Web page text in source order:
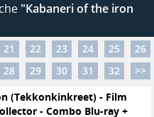
"Kabaneri of the iron
21 22 23 24 25
26
28 29 30 31 32
>>
(Tekkonkinkreet) - Film
- Combo Blu-ray +